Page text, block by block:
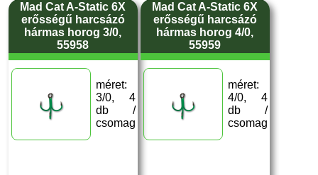
Mad Cat A-Static 6X
erősségű harcsázó
hármas horog 3/0,
55958
méret:
3/0, 4
db /
csomag
Mad Cat A-Static 6X
erősségű harcsázó
hármas horog 4/0,
55959
méret:
4/0, 4
db /
csomag